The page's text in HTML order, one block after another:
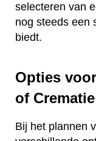
selecteren van
nog steeds een
biedt.
Opties
of Crematie
Bij het plannen